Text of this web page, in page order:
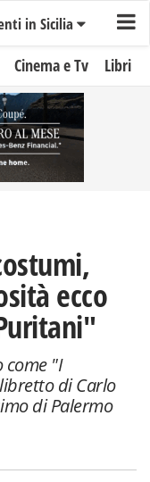
in Sicilia
Cinema e Tv Libri
ecco
"I
di Carlo
di Palermo